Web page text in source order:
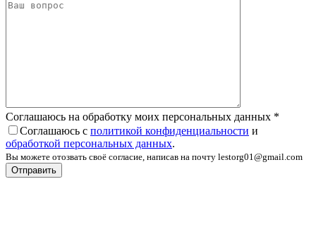
Соглашаюсь на обработку моих персональных данных *
Соглашаюсь с политикой конфиденциальности и
обработкой персональных данных.
Вы можете отозвать своё согласие, написав на почту lestorg01@gmail.com